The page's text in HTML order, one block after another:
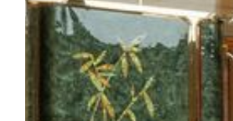
M Tower
M Towerは、スタイリッシュなデザ
る雰囲気が魅力のタワーです。木の
フローリングや最新設備、そしてコ
できるパノラマビューなど、すべて